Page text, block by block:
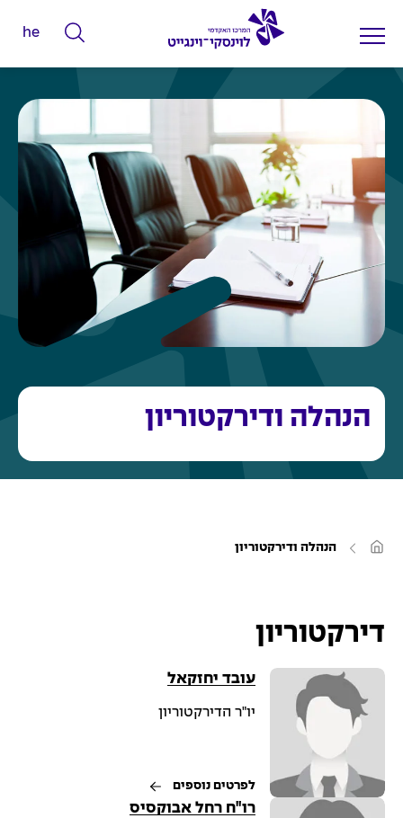
ה
ק
מ
י
ם
ל
פ
ש
he
הנהלה ודירקטוריון
ע
מ
י
הנהלה ודירקטוריון
דירקטוריון
עובד יחזקאל
יו"ר הדירקטוריון
לפרטים נוספים
רו"ח רחל אבוקסיס